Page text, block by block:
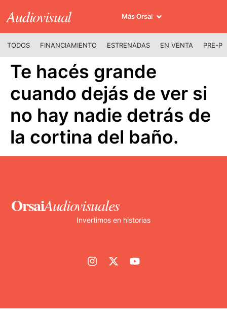
Audiovisual Más Orsai
TODOS FINANCIAMIENTO ESTRENADAS EN VENTA PRE-
Te hacés grande
cuando dejás de ver si
no hay nadie detrás de
la cortina del baño.
OrsaiAudiovisuales
Invertimos en historias